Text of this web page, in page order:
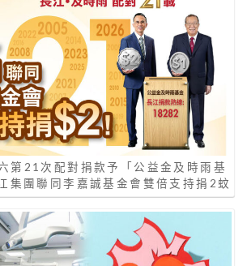
第21次配對捐款予「公益金及時雨基
集團聯同李嘉誠基金會雙倍支持捐2蚊